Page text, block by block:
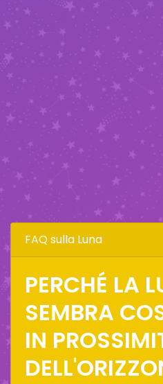
FAQ sulla Luna
PERCHÉ LA
SEMBRA
IN